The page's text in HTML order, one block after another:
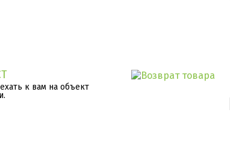
к вам на объект